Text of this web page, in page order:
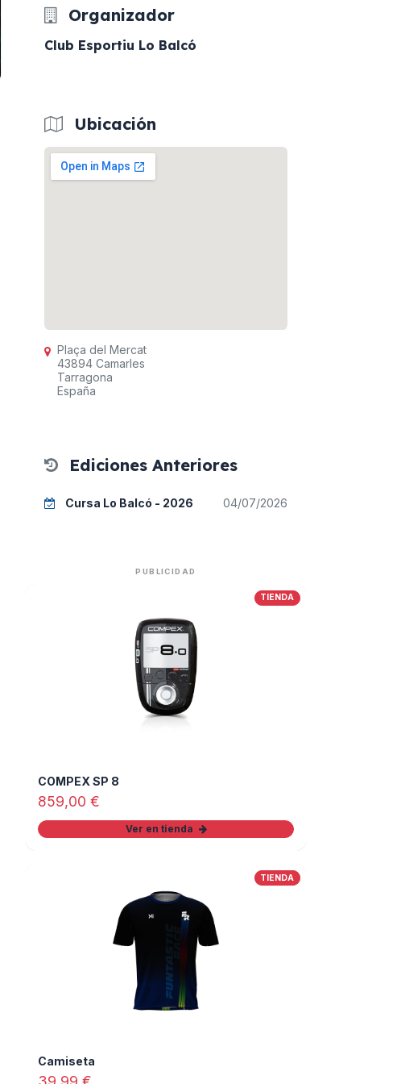
Organizador
Club Esportiu Lo Balcó
Ubicación
Plaça del Mercat
43894 Camarles
Tarragona
España
Ediciones Anteriores
Cursa Lo Balcó - 2026 04/07/2026
PUBLICIDAD
TIENDA
COMPEX SP 8
859,00 €
Ver en tienda
TIENDA
Camiseta